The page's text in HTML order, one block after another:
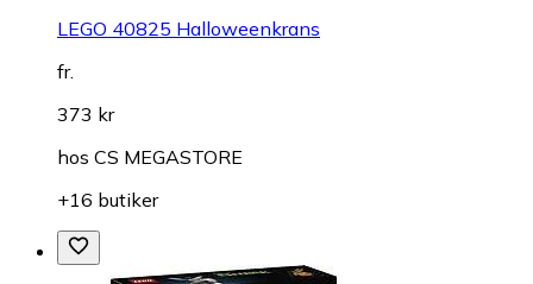
LEGO 40825 Halloweenkrans
fr.
373 kr
hos CS MEGASTORE
+16 butiker